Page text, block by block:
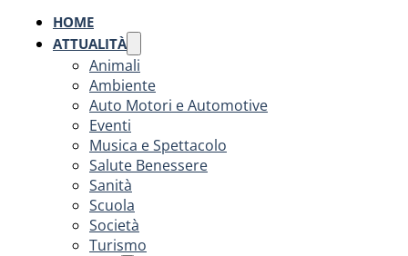
HOME
ATTUALITÀ
Animali
Ambiente
Auto Motori e Automotive
Eventi
Musica e Spettacolo
Salute Benessere
Sanità
Scuola
Società
Turismo